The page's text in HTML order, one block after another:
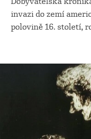
invazi do zemí
polovině 16. století,